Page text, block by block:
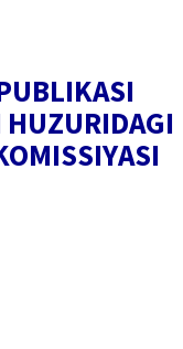
HUZURIDAGI